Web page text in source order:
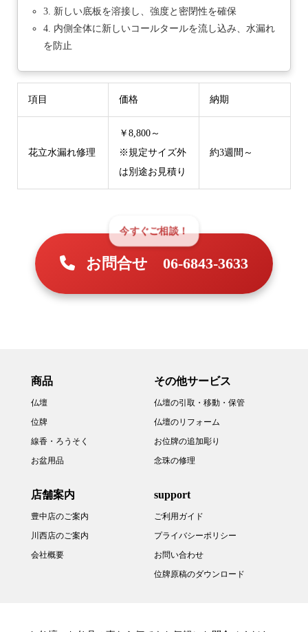
3. 新しい底板を溶接し、強度と密閉性を確保
4. 内側全体に新しいコールタールを流し込み、水漏れ
を防止
項目 価格 納期
花立水漏れ修理
￥8,800～
※規定サイズ外
は別途お見積り
約3週間～
お問合せ 06-6843-3633
商品
仏壇
位牌
線香・ろうそく
お盆用品
その他サービス
仏壇の引取・移動・保管
仏壇のリフォーム
お位牌の追加彫り
念珠の修理
店舗案内
豊中店のご案内
川西店のご案内
会社概要
support
ご利用ガイド
プライバシーポリシー
お問い合わせ
位牌原稿のダウンロード